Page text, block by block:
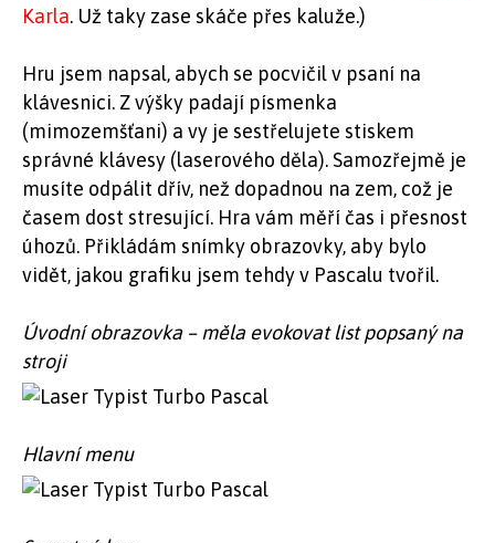
Karla. Už taky zase skáče přes kaluže.)
Hru jsem napsal, abych se pocvičil v psaní na
klávesnici. Z výšky padají písmenka
(mimozemšťani) a vy je sestřelujete stiskem
správné klávesy (laserového děla). Samozřejmě je
musíte odpálit dřív, než dopadnou na zem, což je
časem dost stresující. Hra vám měří čas i přesnost
úhozů. Přikládám snímky obrazovky, aby bylo
vidět, jakou grafiku jsem tehdy v Pascalu tvořil.
Úvodní obrazovka – měla evokovat list popsaný na
stroji
Hlavní menu